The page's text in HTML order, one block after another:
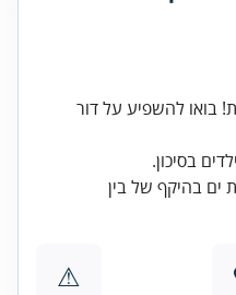
בואו להשפיע על דור
בסיכון.
ים בהיקף של בין
⚠